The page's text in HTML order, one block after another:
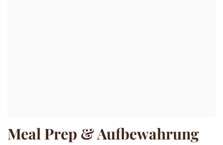
Meal Prep & Aufbewahrung